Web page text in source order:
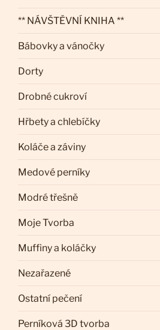
** NÁVŠTĚVNÍ KNIHA **
Bábovky a vánočky
Dorty
Drobné cukroví
Hřbety a chlebíčky
Koláče a záviny
Medové perníky
Modré třešně
Moje Tvorba
Muffiny a koláčky
Nezařazené
Ostatní pečení
Perníková 3D tvorba